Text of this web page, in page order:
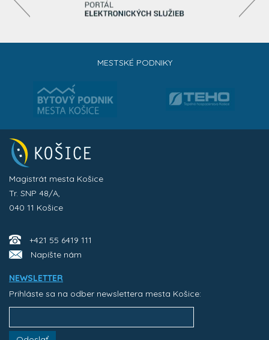
MESTSKÉ PODNIKY
Magistrát mesta Košice
Tr. SNP 48/A,
040 11 Košice
+421 55 6419 111
Napíšte nám
NEWSLETTER
Prihláste sa na odber newslettera mesta Košice: